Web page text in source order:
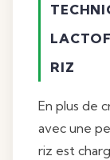
RIZ
En plus de
avec une
riz est